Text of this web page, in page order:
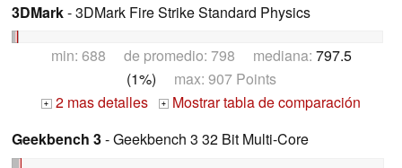
3DMark- 3DMark Fire Strike Standard Physics
min: 688 de promedio: 798 mediana: 797.5
(1%) max: 907 Points
+ 2 mas detalles +
Mostrar tabla de comparación
Geekbench 3- Geekbench 3 32 Bit Multi-Core